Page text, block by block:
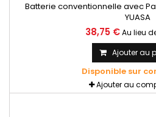
Batterie conventionnelle avec
YUASA
38,75 €Au lieu
Ajouter au
Disponible sur
Ajouter au